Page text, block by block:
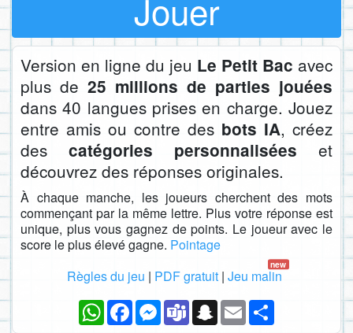
Jouer
Version en ligne du jeu Le Petit Bac avec
plus de 25 millions de parties jouées
dans 40 langues prises en charge. Jouez
entre amis ou contre des bots IA, créez
des catégories personnalisées et
découvrez des réponses originales.
À chaque manche, les joueurs cherchent des mots
commençant par la même lettre. Plus votre réponse est
unique, plus vous gagnez de points. Le joueur avec le
score le plus élevé gagne. Pointage
Règles du jeu | PDF gratuit| Jeu malin
new
WhatsAppFacebookMessenger
TeamsSnapchat
Email